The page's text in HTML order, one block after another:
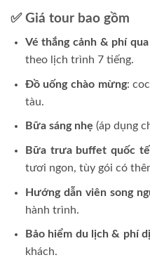
✅ Giá tour bao gồm
Vé thắng cảnh & phí qua
theo lịch trình 7 tiếng.
Đồ uống chào mừng:
tàu.
Bữa sáng nhẹ (áp dụng
Bữa trưa buffet quốc tế
tươi ngon, tùy gói có
Hướng dẫn viên song
hành trình.
Bảo hiểm du lịch & phí
khách.